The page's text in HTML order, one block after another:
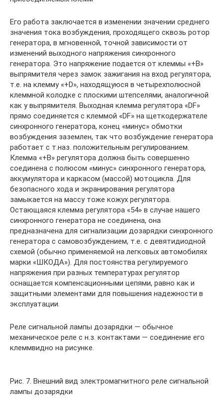
Его работа заключается в изменении значении среднего
значения тока возбуждения, проходящего сквозь ротор
генератора, в мгновенной, точной зависимости от
изменений выходного напряжения синхронного
генератора. Это напряжение подается от клеммы «+В»
выпрямителя через замок зажигания на вход регулятора,
т.е. на клемму «+D», находящуюся в четырехполюсной
клеммной колодке с плоскими штепселями, аналогичной
как у выпрямителя. Выходная клемма регулятора «DF»
прямо соединяется с клеммой «DF» на щеткодержателе
синхронного генератора, конец «минус» обмотки
возбуждения заземлен, так что возбуждение генератора
работает с т.наз. положительным регулированием.
Клемма «+В» регулятора должна быть совершенно
соединена с полюсом «минус» синхронного генератора,
аккумулятора и каркасом (массой) мотоцикла. Для
безопасного хода и экранирования регулятора
замыкается на массу тоже кожух регулятора.
Остающаяся клемма регулятора «54» в случае нашего
синхронного генератора не соединена, она
предназначена для сигнализации дозарядки синхронного
генератора с самовозбуждением, т.е. с девятидиодной
схемой (обычно применяемой на легковых автомобилях
марки «ШКОДА»). Для постоянства регулируемого
напряжения при разных температурах регулятор
оснащается компенсационными цепями, равно как и
защитными элементами для повышения надежности в
эксплуатации.
Реле сигнальной лампы дозарядки — обычное
механическое реле с н.з. контактами — соединение его
клеммвидно на рисунке.
Рис. 7. Внешний вид электромагнитного реле сигнальной
лампы дозарядки